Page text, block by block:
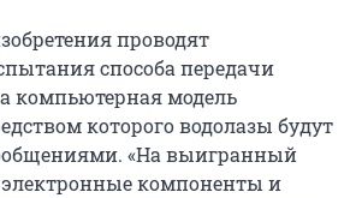
проводят
способа передачи
компьютерная модель
которого водолазы будут
«На выигранный
электронные компоненты и